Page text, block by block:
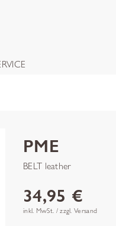
PME
BELT leather
34,95 €
inkl. MwSt. / zzgl. Versand